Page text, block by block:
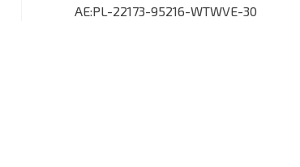
AE:PL-22173-95216-WTWVE-30